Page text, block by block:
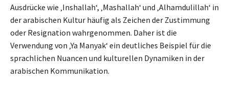
Ausdrücke wie ‚Inshallah‘, ‚Mashallah‘ und ‚Alhamdulillah‘ in
der arabischen Kultur häufig als Zeichen der Zustimmung
oder Resignation wahrgenommen. Daher ist die
Verwendung von ‚Ya Manyak‘ ein deutliches Beispiel für die
sprachlichen Nuancen und kulturellen Dynamiken in der
arabischen Kommunikation.